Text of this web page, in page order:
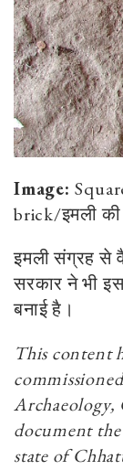
Image:
brick/इमली की
इमली संग्रह से
सरकार ने भी
बनाई है।
This content
document
state of